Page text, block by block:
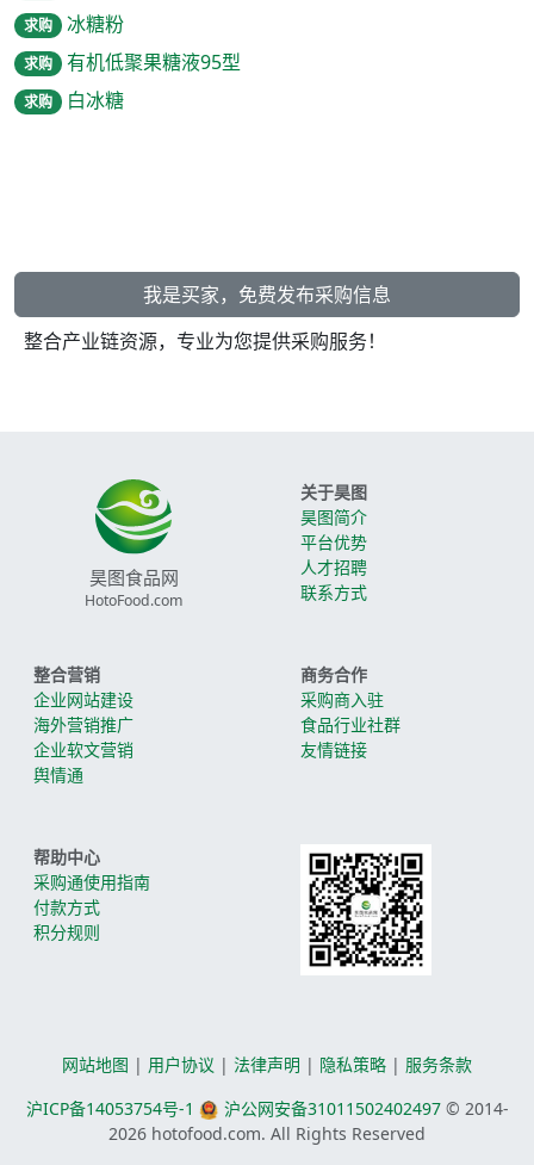
求购 冰糖粉
求购 有机低聚果糖液95型
求购 白冰糖
我是买家，免费发布采购信息
整合产业链资源，专业为您提供采购服务！
昊图食品网
HotoFood.com
关于昊图
昊图简介
平台优势
人才招聘
联系方式
整合营销
企业网站建设
海外营销推广
企业软文营销
舆情通
商务合作
采购商入驻
食品行业社群
友情链接
帮助中心
采购通使用指南
付款方式
积分规则
网站地图 | 用户协议 | 法律声明 | 隐私策略 | 服务条款
沪ICP备14053754号-1
沪公网安备31011502402497© 2014-
2026 hotofood.com. All Rights Reserved